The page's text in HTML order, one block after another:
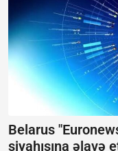
Belarus
siyahısına əlavə